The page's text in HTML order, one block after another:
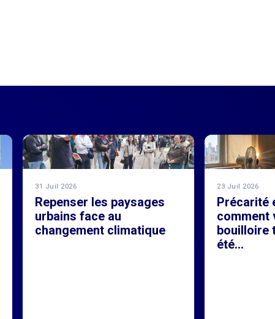
31 Juil 2026
Repenser les paysages
urbains face au
changement climatique
23 Juil 2026
Précarité
comment
bouilloire
été...